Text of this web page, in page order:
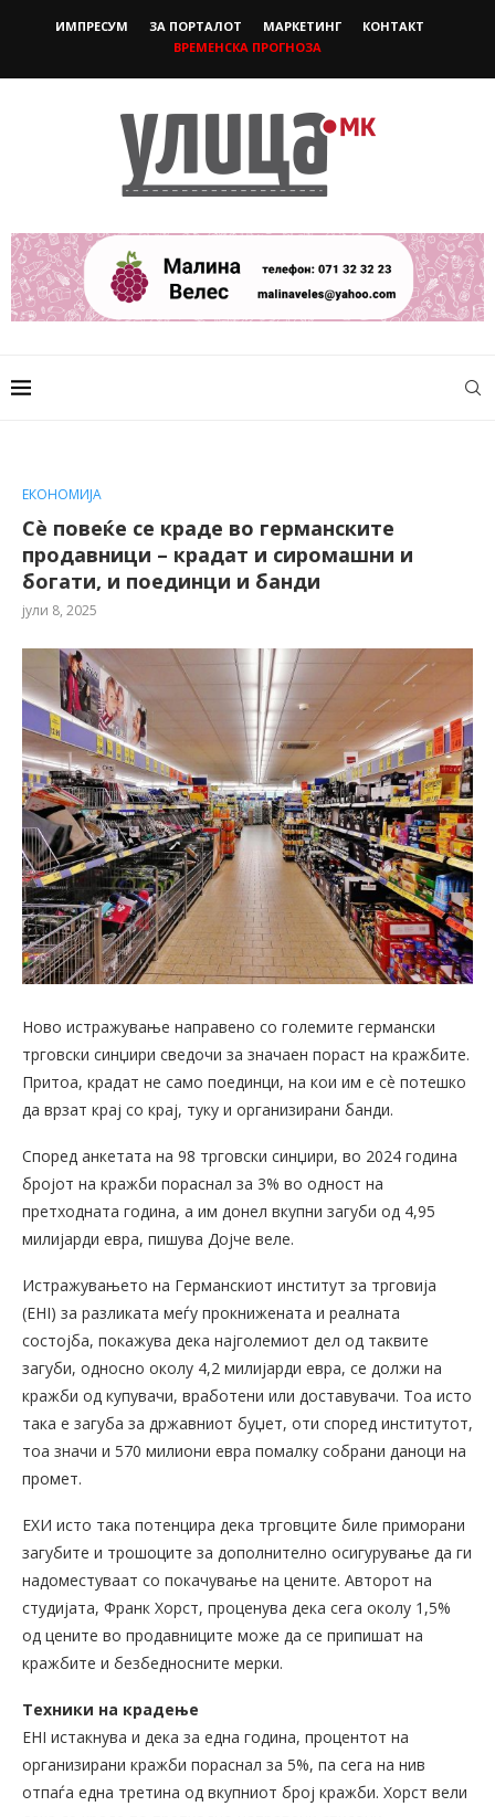
ИМПРЕСУМ ЗА ПОРТАЛОТ МАРКЕТИНГ
КОНТАКТ
ВРЕМЕНСКА ПРОГНОЗА
ЕКОНОМИЈА
Сѐ повеќе се краде во германските
продавници – крадат и сиромашни и
богати, и поединци и банди
јули 8, 2025
Ново истражување направено со големите германски
трговски синџири сведочи за значаен пораст на кражбите.
Притоа, крадат не само поединци, на кои им е сѐ потешко
да врзат крај со крај, туку и организирани банди.
Според анкетата на 98 трговски синџири, во 2024 година
бројот на кражби пораснал за 3% во одност на
претходната година, а им донел вкупни загуби од 4,95
милијарди евра, пишува Дојче веле.
Истражувањето на Германскиот институт за трговија
(EHI) за разликата меѓу прокнижената и реалната
состојба, покажува дека најголемиот дел од таквите
загуби, односно околу 4,2 милијарди евра, се должи на
кражби од купувачи, вработени или доставувачи. Тоа исто
така е загуба за државниот буџет, оти според институтот,
тоа значи и 570 милиони евра помалку собрани даноци на
промет.
ЕХИ исто така потенцира дека трговците биле приморани
загубите и трошоците за дополнително осигурување да ги
надоместуваат со покачување на цените. Авторот на
студијата, Франк Хорст, проценува дека сега околу 1,5%
од цените во продавниците може да се припишат на
кражбите и безбедносните мерки.
Техники на крадење
EHI истакнува и дека за една година, процентот на
организирани кражби пораснал за 5%, па сега на нив
отпаѓа една третина од вкупниот број кражби. Хорст вели